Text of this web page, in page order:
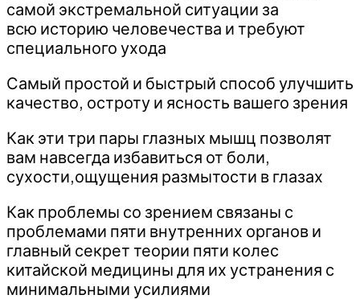
самой экстремальной ситуации за
всю историю человечества и требуют
специального ухода
Самый простой и быстрый способ улучшить
качество, остроту и ясность вашего зрения
Как эти три пары глазных мышц позволят
вам навсегда избавиться от боли,
сухости,ощущения размытости в глазах
Как проблемы со зрением связаны с
проблемами пяти внутренних органов и
главный секрет теории пяти колес
китайской медицины для их устранения с
минимальными усилиями